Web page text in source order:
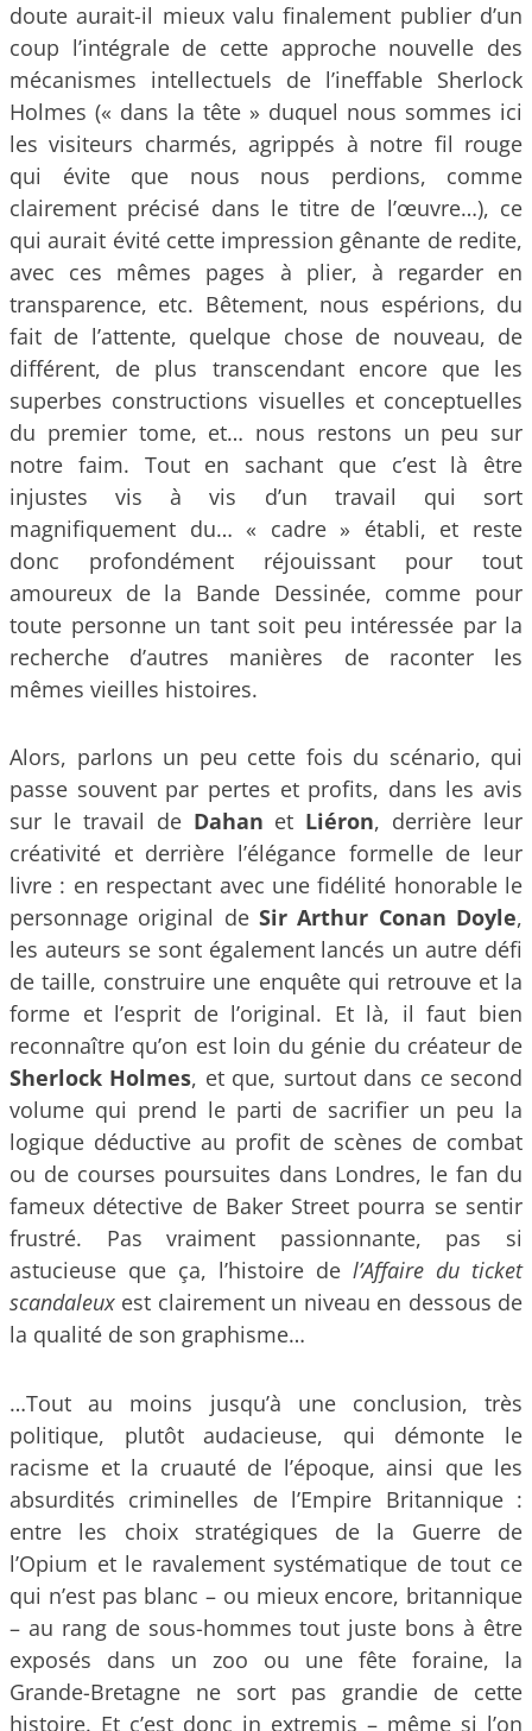
doute aurait-il mieux valu finalement publier d’un
coup l’intégrale de cette approche nouvelle des
mécanismes intellectuels de l’ineffable Sherlock
Holmes (« dans la tête » duquel nous sommes ici
les visiteurs charmés, agrippés à notre fil rouge
qui évite que nous nous perdions, comme
clairement précisé dans le titre de l’œuvre…), ce
qui aurait évité cette impression gênante de redite,
avec ces mêmes pages à plier, à regarder en
transparence, etc. Bêtement, nous espérions, du
fait de l’attente, quelque chose de nouveau, de
différent, de plus transcendant encore que les
superbes constructions visuelles et conceptuelles
du premier tome, et… nous restons un peu sur
notre faim. Tout en sachant que c’est là être
injustes vis à vis d’un travail qui sort
magnifiquement du… « cadre » établi, et reste
donc profondément réjouissant pour tout
amoureux de la Bande Dessinée, comme pour
toute personne un tant soit peu intéressée par la
recherche d’autres manières de raconter les
mêmes vieilles histoires.
Alors, parlons un peu cette fois du scénario, qui
passe souvent par pertes et profits, dans les avis
sur le travail de Dahan et Liéron, derrière leur
créativité et derrière l’élégance formelle de leur
livre : en respectant avec une fidélité honorable le
personnage original de Sir Arthur Conan Doyle,
les auteurs se sont également lancés un autre défi
de taille, construire une enquête qui retrouve et la
forme et l’esprit de l’original. Et là, il faut bien
reconnaître qu’on est loin du génie du créateur de
Sherlock Holmes, et que, surtout dans ce second
volume qui prend le parti de sacrifier un peu la
logique déductive au profit de scènes de combat
ou de courses poursuites dans Londres, le fan du
fameux détective de Baker Street pourra se sentir
frustré. Pas vraiment passionnante, pas si
astucieuse que ça, l’histoire de l’Affaire du ticket
scandaleux est clairement un niveau en dessous de
la qualité de son graphisme…
…Tout au moins jusqu’à une conclusion, très
politique, plutôt audacieuse, qui démonte le
racisme et la cruauté de l’époque, ainsi que les
absurdités criminelles de l’Empire Britannique :
entre les choix stratégiques de la Guerre de
l’Opium et le ravalement systématique de tout ce
qui n’est pas blanc – ou mieux encore, britannique
– au rang de sous-hommes tout juste bons à être
exposés dans un zoo ou une fête foraine, la
Grande-Bretagne ne sort pas grandie de cette
histoire. Et c’est donc in extremis – même si l’on